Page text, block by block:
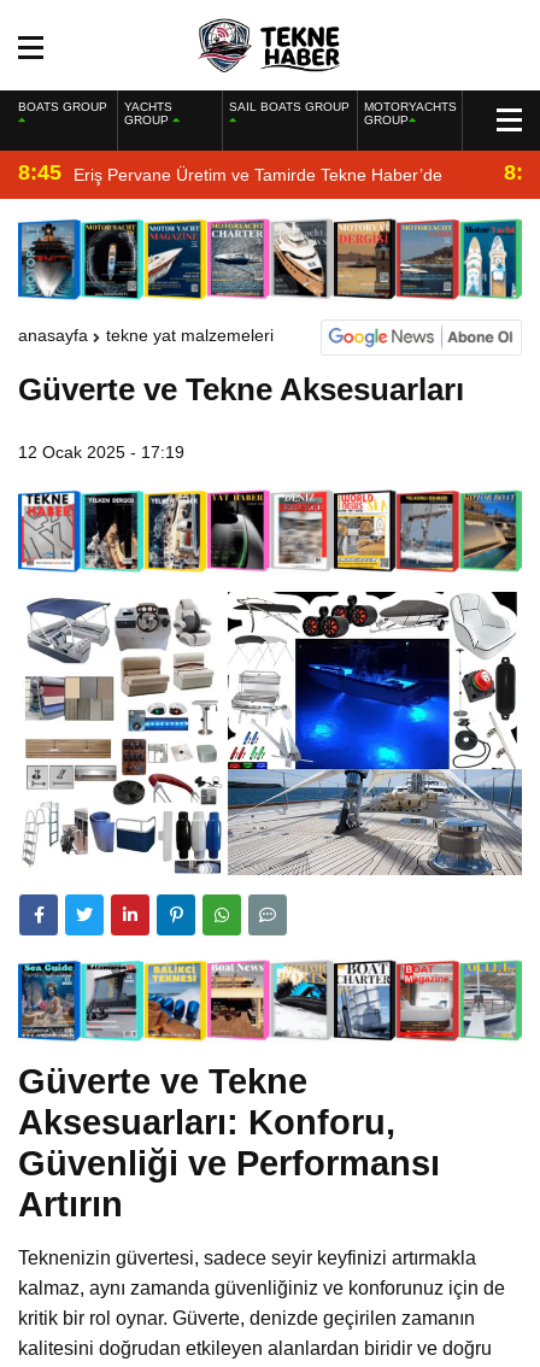
BOATS GROUP
YACHTS
GROUP
SAIL BOATS GROUP
MOTORYACHTS
GROUP
8:45 Eriş Pervane Üretim ve Tamirde Tekne Haber’de
anasayfa tekne yat malzemeleri
Güverte ve Tekne Aksesuarları
12 Ocak 2025 - 17:19
Güverte ve Tekne
Aksesuarları: Konforu,
Güvenliği ve Performansı
Artırın
Teknenizin güvertesi, sadece seyir keyfinizi artırmakla
kalmaz, aynı zamanda güvenliğiniz ve konforunuz için de
kritik bir rol oynar. Güverte, denizde geçirilen zamanın
kalitesini doğrudan etkileyen alanlardan biridir ve doğru